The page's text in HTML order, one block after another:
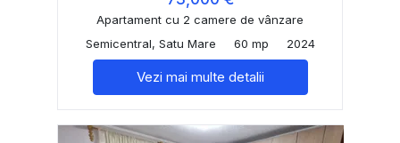
Apartament cu 2 camere de vânzare
Semicentral, Satu Mare
60 mp 2024
Vezi mai multe detalii